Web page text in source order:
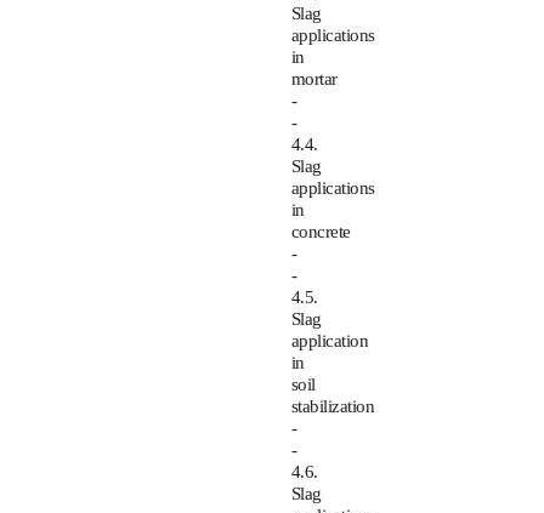
Slag
applications
in
mortar
-
-
4.4.
Slag
applications
in
concrete
-
-
4.5.
Slag
application
in
soil
stabilization
-
-
4.6.
Slag